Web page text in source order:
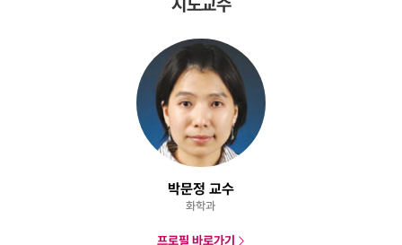
지도교수
박문정 교수
화학과
프로필 바로가기